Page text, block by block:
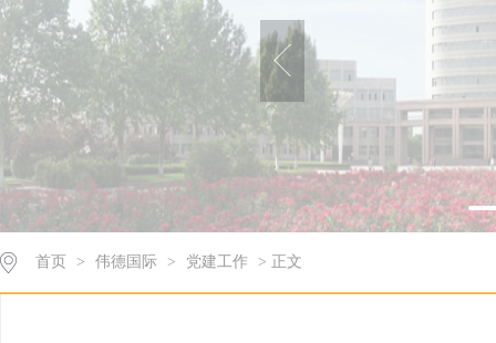
首页 > 伟德国际 > 党建工作 > 正文